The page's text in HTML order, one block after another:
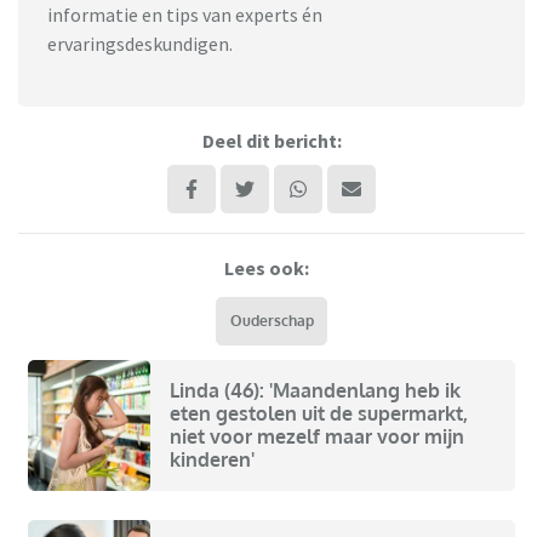
informatie en tips van experts én
ervaringsdeskundigen.
Deel dit bericht:
Lees ook:
Ouderschap
Linda (46): 'Maandenlang heb ik
eten gestolen uit de supermarkt,
niet voor mezelf maar voor mijn
kinderen'